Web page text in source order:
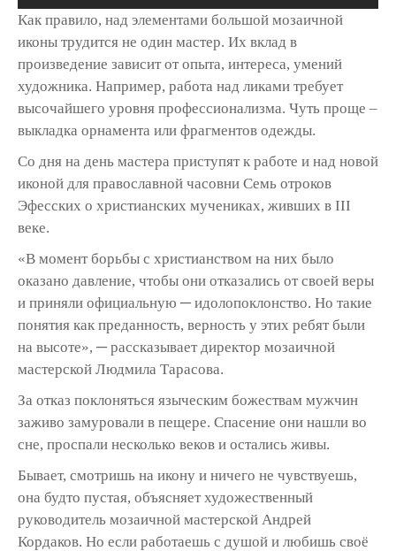
Как правило, над элементами большой мозаичной
иконы трудится не один мастер. Их вклад в
произведение зависит от опыта, интереса, умений
художника. Например, работа над ликами требует
высочайшего уровня профессионализма. Чуть проще –
выкладка орнамента или фрагментов одежды.
Со дня на день мастера приступят к работе и над новой
иконой для православной часовни Семь отроков
Эфесских о христианских мучениках, живших в III
веке.
«В момент борьбы с христианством на них было
оказано давление, чтобы они отказались от своей веры
и приняли официальную ─ идолопоклонство. Но такие
понятия как преданность, верность у этих ребят были
на высоте», ─ рассказывает директор мозаичной
мастерской Людмила Тарасова.
За отказ поклоняться языческим божествам мужчин
заживо замуровали в пещере. Спасение они нашли во
сне, проспали несколько веков и остались живы.
Бывает, смотришь на икону и ничего не чувствуешь,
она будто пустая, объясняет художественный
руководитель мозаичной мастерской Андрей
Кордаков. Но если работаешь с душой и любишь своё